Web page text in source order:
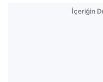
İçeriğin